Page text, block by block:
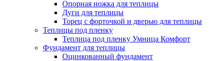
Опорная ножка для теплицы
Дуги для теплицы
Торец с форточкой и дверью для теплицы
Теплицы под пленку
Теплица под пленку Умница Комфорт
Фундамент для теплицы
Оцинкованный фундамент